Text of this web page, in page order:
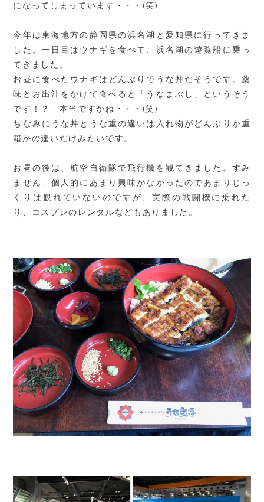
になってしまっています・・・(笑)
今年は東海地方の静岡県の浜名湖と愛知県に行ってきま
した。一日目はウナギを食べて、浜名湖の遊覧船に乗っ
てきました。
お昼に食べたウナギはどんぶりでうな丼だそうです。薬
味とお出汁をかけて食べると「うなまぶし」というそう
です！？ 本当ですかね・・・(笑)
ちなみにうな丼とうな重の違いは入れ物がどんぶりか重
箱かの違いだけみたいです。
お昼の後は、航空自衛隊で飛行機を観てきました。すみ
ません、個人的にあまり興味がなかったのであまりじっ
くりは観れていないのですが、実際の戦闘機に乗れた
り、コスプレのレンタルなどもありました。